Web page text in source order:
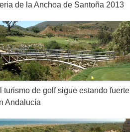
de la Anchoa de Santoña 2013
turismo de golf sigue estando fuerte
Andalucía